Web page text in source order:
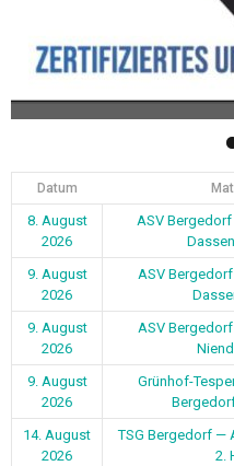
Datum
8. August
2026
ASV Bergedorf
9. August
2026
ASV Bergedorf
9. August
2026
ASV
9. August
2026
Grünhof-
14. August
2026
TSG Bergedorf —
2.